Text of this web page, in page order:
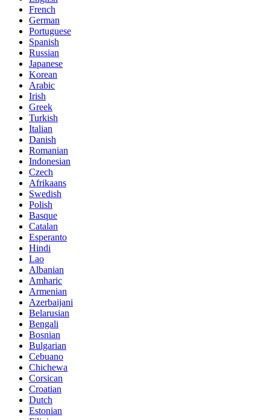
French
German
Portuguese
Spanish
Russian
Japanese
Korean
Arabic
Irish
Greek
Turkish
Italian
Danish
Romanian
Indonesian
Czech
Afrikaans
Swedish
Polish
Basque
Catalan
Esperanto
Hindi
Lao
Albanian
Amharic
Armenian
Azerbaijani
Belarusian
Bengali
Bosnian
Bulgarian
Cebuano
Chichewa
Corsican
Croatian
Dutch
Estonian